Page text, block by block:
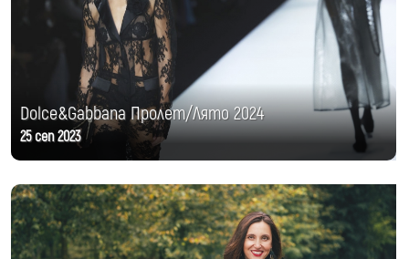
Dolce&Gabbana Пролет/Лято 2024
25 сеп 2023